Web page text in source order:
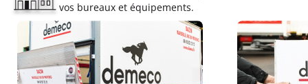
vos bureaux et équipements.